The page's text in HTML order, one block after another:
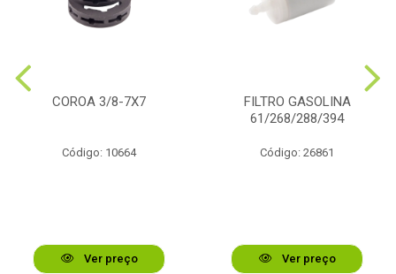
COROA 3/8-7X7
Código: 10664
Ver preço
FILTRO GASOLINA
61/268/288/394
Código: 26861
Ver preço